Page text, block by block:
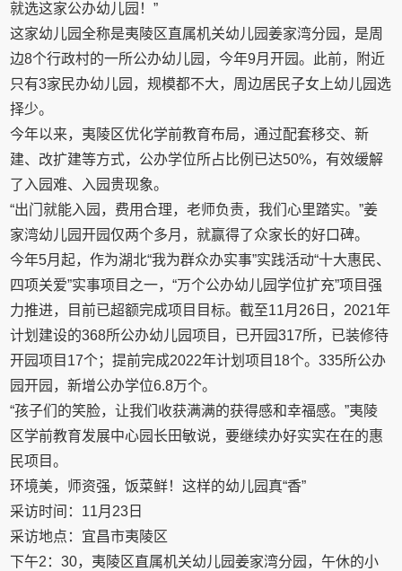
就选这家公办幼儿园！”
这家幼儿园全称是夷陵区直属机关幼儿园姜家湾分园，是周
边8个行政村的一所公办幼儿园，今年9月开园。此前，附近
只有3家民办幼儿园，规模都不大，周边居民子女上幼儿园选
择少。
今年以来，夷陵区优化学前教育布局，通过配套移交、新
建、改扩建等方式，公办学位所占比例已达50%，有效缓解
了入园难、入园贵现象。
“出门就能入园，费用合理，老师负责，我们心里踏实。”姜
家湾幼儿园开园仅两个多月，就赢得了众家长的好口碑。
今年5月起，作为湖北“我为群众办实事”实践活动“十大惠民、
四项关爱”实事项目之一，“万个公办幼儿园学位扩充”项目强
力推进，目前已超额完成项目目标。截至11月26日，2021年
计划建设的368所公办幼儿园项目，已开园317所，已装修待
开园项目17个；提前完成2022年计划项目18个。335所公办
园开园，新增公办学位6.8万个。
“孩子们的笑脸，让我们收获满满的获得感和幸福感。”夷陵
区学前教育发展中心园长田敏说，要继续办好实实在在的惠
民项目。
环境美，师资强，饭菜鲜！这样的幼儿园真“香”
采访时间：11月23日
采访地点：宜昌市夷陵区
下午2：30，夷陵区直属机关幼儿园姜家湾分园，午休的小